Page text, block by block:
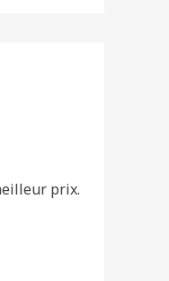
prix.